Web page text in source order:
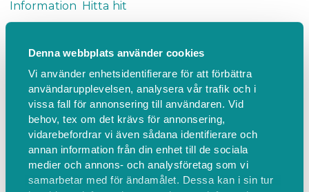
Denna webbplats använder cookies
Vi använder enhetsidentifierare för att förbättra
användarupplevelsen, analysera vår trafik och i
vissa fall för annonsering till användaren. Vid
behov, tex om det krävs för annonsering,
vidarebefordrar vi även sådana identifierare och
annan information från din enhet till de sociala
medier och annons- och analysföretag som vi
samarbetar med för ändamålet. Dessa kan i sin tur
Information Hitta hit
Små och stora
Små och stora är gruppen för barn 0-6 år med
vuxen. Vi börjar med gemensam frukost och sen
blir det sångsamling, andakt och fri lek. Kostnad 30
kr, betalas via swish.
Mer information:www.svenskakyrkan.se/vaxjo